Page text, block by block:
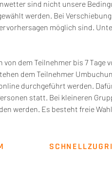
sind nicht unsere
werden. Bei
möglich sind.
dem Teilnehmer bis 7 Tage
dem Teilnehmer
durchgeführt werden.
statt. Bei kleineren
werden. Es besteht freie